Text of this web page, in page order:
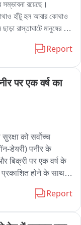
সম্ভাবনা রয়েছে।
হাঁটু হল আবার কোথাও
রাস্তাঘাটে মানুষের
Report
पर एक वर्ष का
को सर्वोच्च
डेयरी) पनीर के
बिक्री पर एक वर्ष के
होने के साथ ही
पर उपभोक्ताओं को
थीं। विभिन्न जांचों,
Report